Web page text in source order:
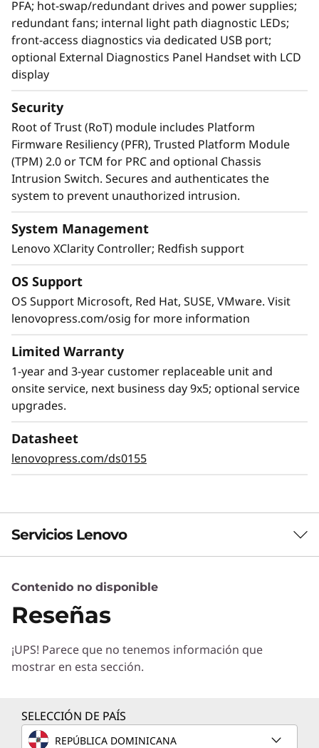
de conexión directa, puedes dotar a tu
organización de tecnologías que generan un
rendimiento excepcional y de los recursos
necesarios para cargas de trabajo de nivel
El SR850 V3 está en lo más alto de la lista RAS
(fiabilidad, disponibilidad y capacidad de
servicio). Funciones como el análisis predictivo
de fallos, la detección de errores, la reparación
facilitan la identificación de fallos. XClarity
proporciona una gestión sencilla y
con las operaciones manuales. ThinkShield
protege tu negocio con cada producto, desde
PFA; hot-swap/redundant drives and power supplies;
redundant fans; internal light path diagnostic LEDs;
front-access diagnostics via dedicated USB port;
optional External Diagnostics Panel Handset with LCD
display
Security
Root of Trust (RoT) module includes Platform
Firmware Resiliency (PFR), Trusted Platform Module
(TPM) 2.0 or TCM for PRC and optional Chassis
Intrusion Switch. Secures and authenticates the
system to prevent unauthorized intrusion.
System Management
Lenovo XClarity Controller; Redfish support
OS Support
OS Support Microsoft, Red Hat, SUSE, VMware. Visit
lenovopress.com/osig for more information
Limited Warranty
1-year and 3-year customer replaceable unit and
onsite service, next business day 9x5; optional service
upgrades.
Datasheet
lenovopress.com/ds0155
Servicios Lenovo
Servicios de Soluciones
Diseñe la mejor estrategia para su empresa.
correcta para sus exclusivas necesidades
empresariales.
Servicios de Implementación
Contenido no disponible
Reseñas
¡UPS! Parece que no tenemos información que
mostrar en esta sección.
SELECCIÓN DE PAÍS
REPÚBLICA DOMINICANA